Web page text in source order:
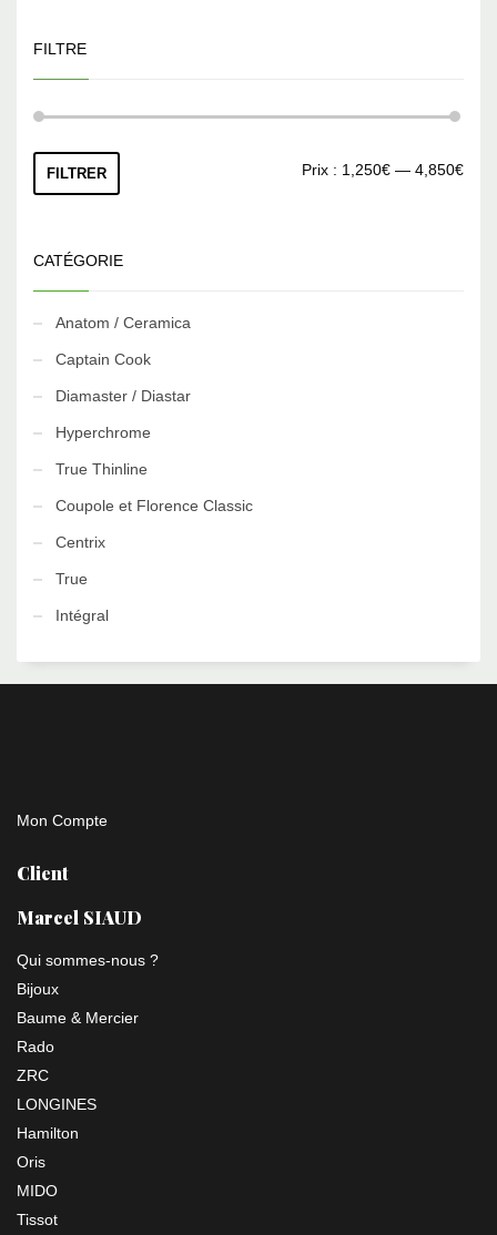
FILTRE
Prix
Prix
FILTRER Prix : 1,250€ — 4,850€
CATÉGORIE
Anatom / Ceramica
Captain Cook
Diamaster / Diastar
Hyperchrome
True Thinline
Coupole et Florence Classic
Centrix
True
Intégral
Mon Compte
Client
Marcel SIAUD
Qui sommes-nous ?
Bijoux
Baume & Mercier
Rado
ZRC
LONGINES
Hamilton
Oris
MIDO
Tissot